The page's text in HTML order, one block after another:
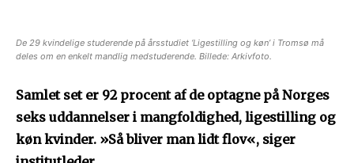
De 29 kvindelige studerende på årsstudiet ‘Ligestilling og køn’ i Tromsø må
deles om en enkelt mandlig medstuderende. Billede: Arkivfoto.
Samlet set er 92 procent af de optagne på Norges
seks uddannelser i mangfoldighed, ligestilling og
køn kvinder. »Så bliver man lidt flov«, siger